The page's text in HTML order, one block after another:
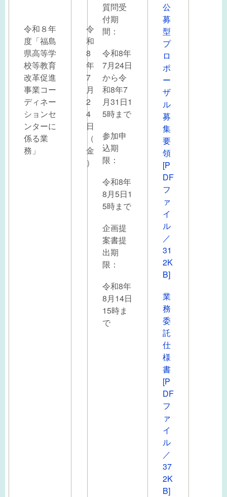
令和８年
度「福島
県高等学
校等教育
改革促進
事業コー
ディネー
ションセ
ンターに
係る業
務」
令
和
8
年
7
月
2
4
日
（
金
）
質問受
付期
間：
令和8年
7月24日
から令
和8年7
月31日1
5時まで
参加申
込期
限：
令和8年
8月5日1
5時まで
企画提
案書提
出期
限：
令和8年
8月14日
15時ま
で
公
募
型
プ
ロ
ポ
ー
ザ
ル
募
集
要
領
[P
DF
フ
ァ
イ
ル
／
31
2K
B]
業
務
委
託
仕
様
書
[P
DF
フ
ァ
イ
ル
／
37
2K
B]